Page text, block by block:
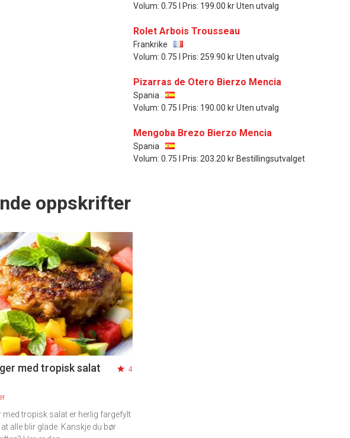
Volum: 0.75 l Pris: 199.00 kr Uten utvalg
Rolet Arbois Trousseau
Frankrike
Volum: 0.75 l Pris: 259.90 kr Uten utvalg
Pizarras de Otero Bierzo Mencia
Spania
Volum: 0.75 l Pris: 190.00 kr Uten utvalg
Mengoba Brezo Bierzo Mencia
Spania
Volum: 0.75 l Pris: 203.20 kr Bestillingsutvalget
oppskrifter
med tropisk salat 4
med tropisk salat er herlig fargefylt
alle blir glade. Kanskje du bør